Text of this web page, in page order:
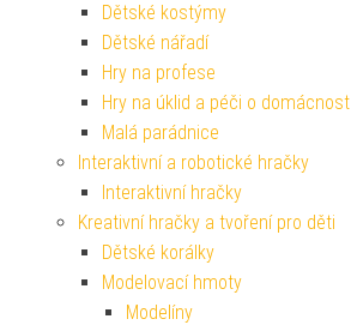
Dětské kostýmy
Dětské nářadí
Hry na profese
Hry na úklid a péči o domácnost
Malá parádnice
Interaktivní a robotické hračky
Interaktivní hračky
Kreativní hračky a tvoření pro děti
Dětské korálky
Modelovací hmoty
Modelíny